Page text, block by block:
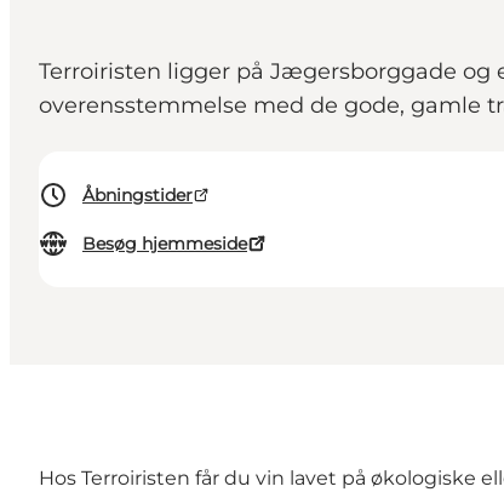
Terroiristen ligger på Jægersborggade
overensstemmelse med de gode, gamle
Åbningstider
Besøg hjemmeside
Hos Terroiristen får du vin lavet på økologiske